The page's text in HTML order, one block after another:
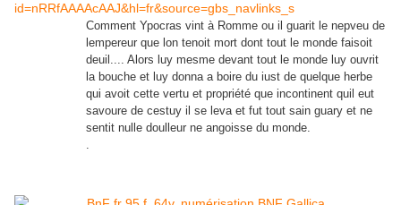
id=nRRfAAAAcAAJ&hl=fr&source=gbs_navlinks_s
Comment Ypocras vint à Romme ou il guarit le nepveu de
lempereur que lon tenoit mort dont tout le monde faisoit
deuil.... Alors luy mesme devant tout le monde luy ouvrit
la bouche et luy donna a boire du iust de quelque herbe
qui avoit cette vertu et propriété que incontinent quil eut
savoure de cestuy il se leva et fut tout sain guary et ne
sentit nulle doulleur ne angoisse du monde.
.